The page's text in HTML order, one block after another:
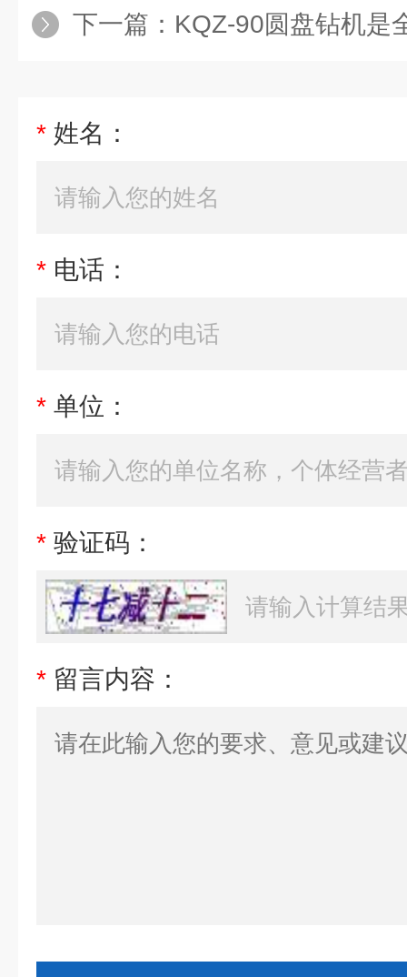
下一篇： KQZ-90圆盘钻机是全气
* 姓名：
* 电话：
* 单位：
* 验证码：
* 留言内容：